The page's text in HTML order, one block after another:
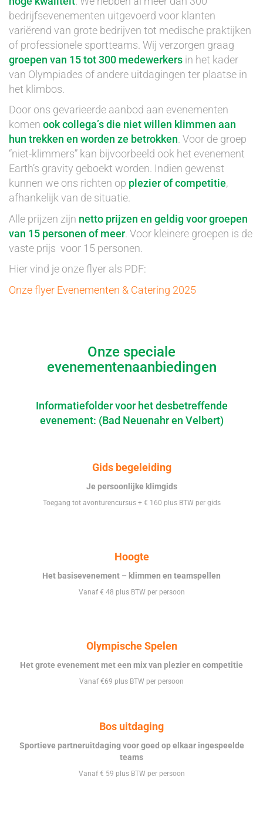
bedrijfsevenementen uitgevoerd voor klanten
variërend van grote bedrijven tot medische praktijken
of professionele sportteams. Wij verzorgen graag
groepen van 15 tot 300 medewerkers in het kader
van Olympiades of andere uitdagingen ter plaatse in
het klimbos.
Door ons gevarieerde aanbod aan evenementen
komen ook collega’s die niet willen klimmen aan
hun trekken en worden ze betrokken . Voor de groep
“niet-klimmers” kan bijvoorbeeld ook het evenement
Earth’s gravity geboekt worden. Indien gewenst
kunnen we ons richten op plezier of competitie,
afhankelijk van de situatie.
Alle prijzen zijn netto prijzen en geldig voor groepen
van 15 personen of meer. Voor kleinere groepen is de
vaste prijs voor 15 personen.
Hier vind je onze flyer als PDF:
Onze flyer Evenementen & Catering 2025
Onze speciale
evenementenaanbiedingen
Informatiefolder voor het desbetreffende
evenement: (Bad Neuenahr en Velbert)
Gids begeleiding
Je persoonlijke klimgids
Toegang tot avonturencursus + € 160 plus BTW per gids
Hoogte
Het basisevenement – klimmen en teamspellen
Vanaf € 48 plus BTW per persoon
Olympische Spelen
Het grote evenement met een mix van plezier en competitie
Vanaf €69 plus BTW per persoon
Bos uitdaging
Sportieve partneruitdaging voor goed op elkaar ingespeelde
teams
Vanaf € 59 plus BTW per persoon